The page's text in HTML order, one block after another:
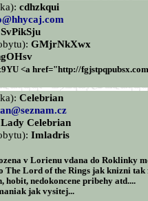
cdhzkqui
SvPikSju
GMjrNkXwx
<a href="http://
Celebrian
Lady Celebrian
Imladris
v Lorienu vdana do Roklinky
The Lord of the Rings jak knizni tak
nedokoncene pribehy atd....
jak vysitej...